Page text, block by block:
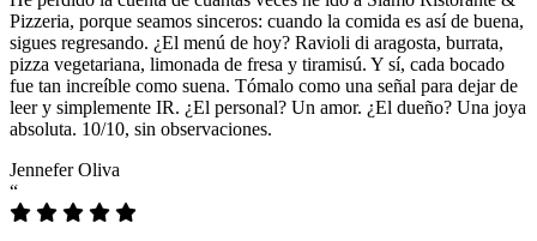
Pizzeria, porque seamos sinceros: cuando la comida es así de buena,
sigues regresando. ¿El menú de hoy? Ravioli di aragosta, burrata,
pizza vegetariana, limonada de fresa y tiramisú. Y sí, cada bocado
fue tan increíble como suena. Tómalo como una señal para dejar de
leer y simplemente IR. ¿El personal? Un amor. ¿El dueño? Una joya
absoluta. 10/10, sin observaciones.
Jennefer Oliva
“